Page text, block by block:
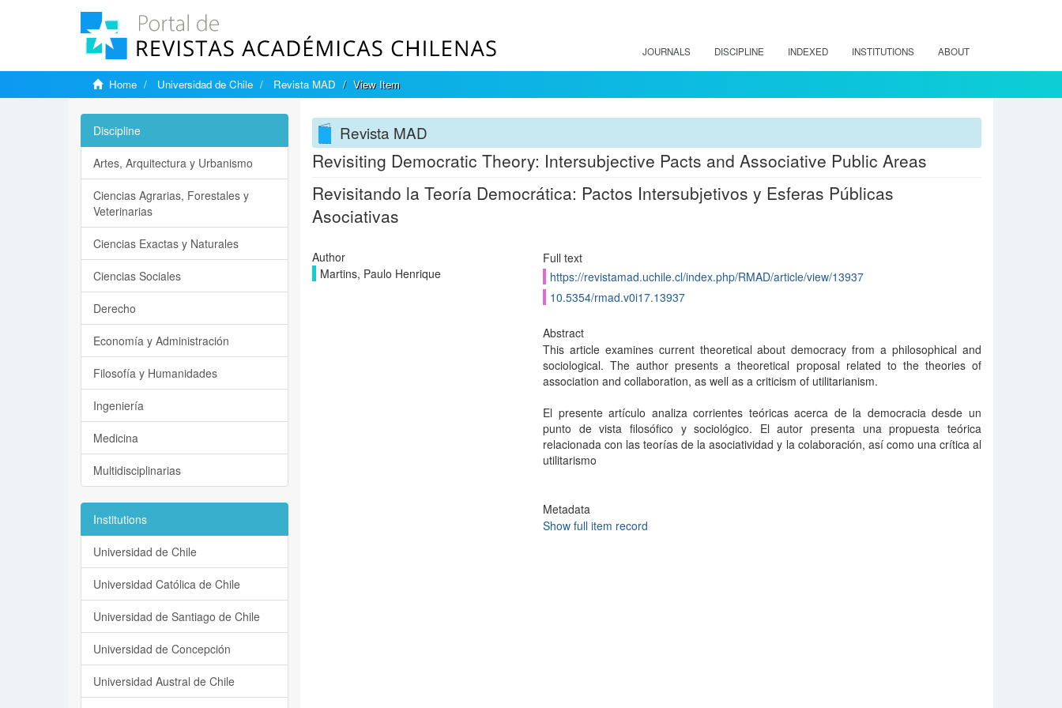
JOURNALS DISCIPLINE INDEXED INSTITUTIONS ABOUT
Home Universidad de Chile Revista MAD View Item
Revista MAD
Revisiting Democratic Theory: Intersubjective Pacts and Associative Public Areas
Revisitando la Teoría Democrática: Pactos Intersubjetivos y Esferas Públicas
Asociativas
Author
Martins, Paulo Henrique
Full text
https://revistamad.uchile.cl/index.php/RMAD/article/view/13937
10.5354/rmad.v0i17.13937
Abstract
This article examines current theoretical about democracy from a philosophical and
sociological. The author presents a theoretical proposal related to the theories of
association and collaboration, as well as a criticism of utilitarianism.
El presente artículo analiza corrientes teóricas acerca de la democracia desde un
punto de vista filosófico y sociológico. El autor presenta una propuesta teórica
relacionada con las teorías de la asociatividad y la colaboración, así como una crítica al
utilitarismo
Metadata
Show full item record
Discipline
Artes, Arquitectura y Urbanismo
Ciencias Agrarias, Forestales y
Veterinarias
Ciencias Exactas y Naturales
Ciencias Sociales
Derecho
Economía y Administración
Filosofía y Humanidades
Ingeniería
Medicina
Multidisciplinarias
Institutions
Universidad de Chile
Universidad Católica de Chile
Universidad de Santiago de Chile
Universidad de Concepción
Universidad Austral de Chile